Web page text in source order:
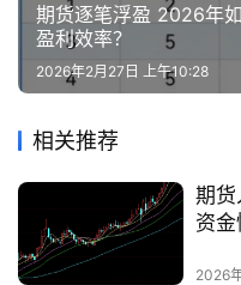
期货逐笔浮盈 2026年
盈利效率？
2026年2月27日 上午10:28
相关推荐
期
资
2026